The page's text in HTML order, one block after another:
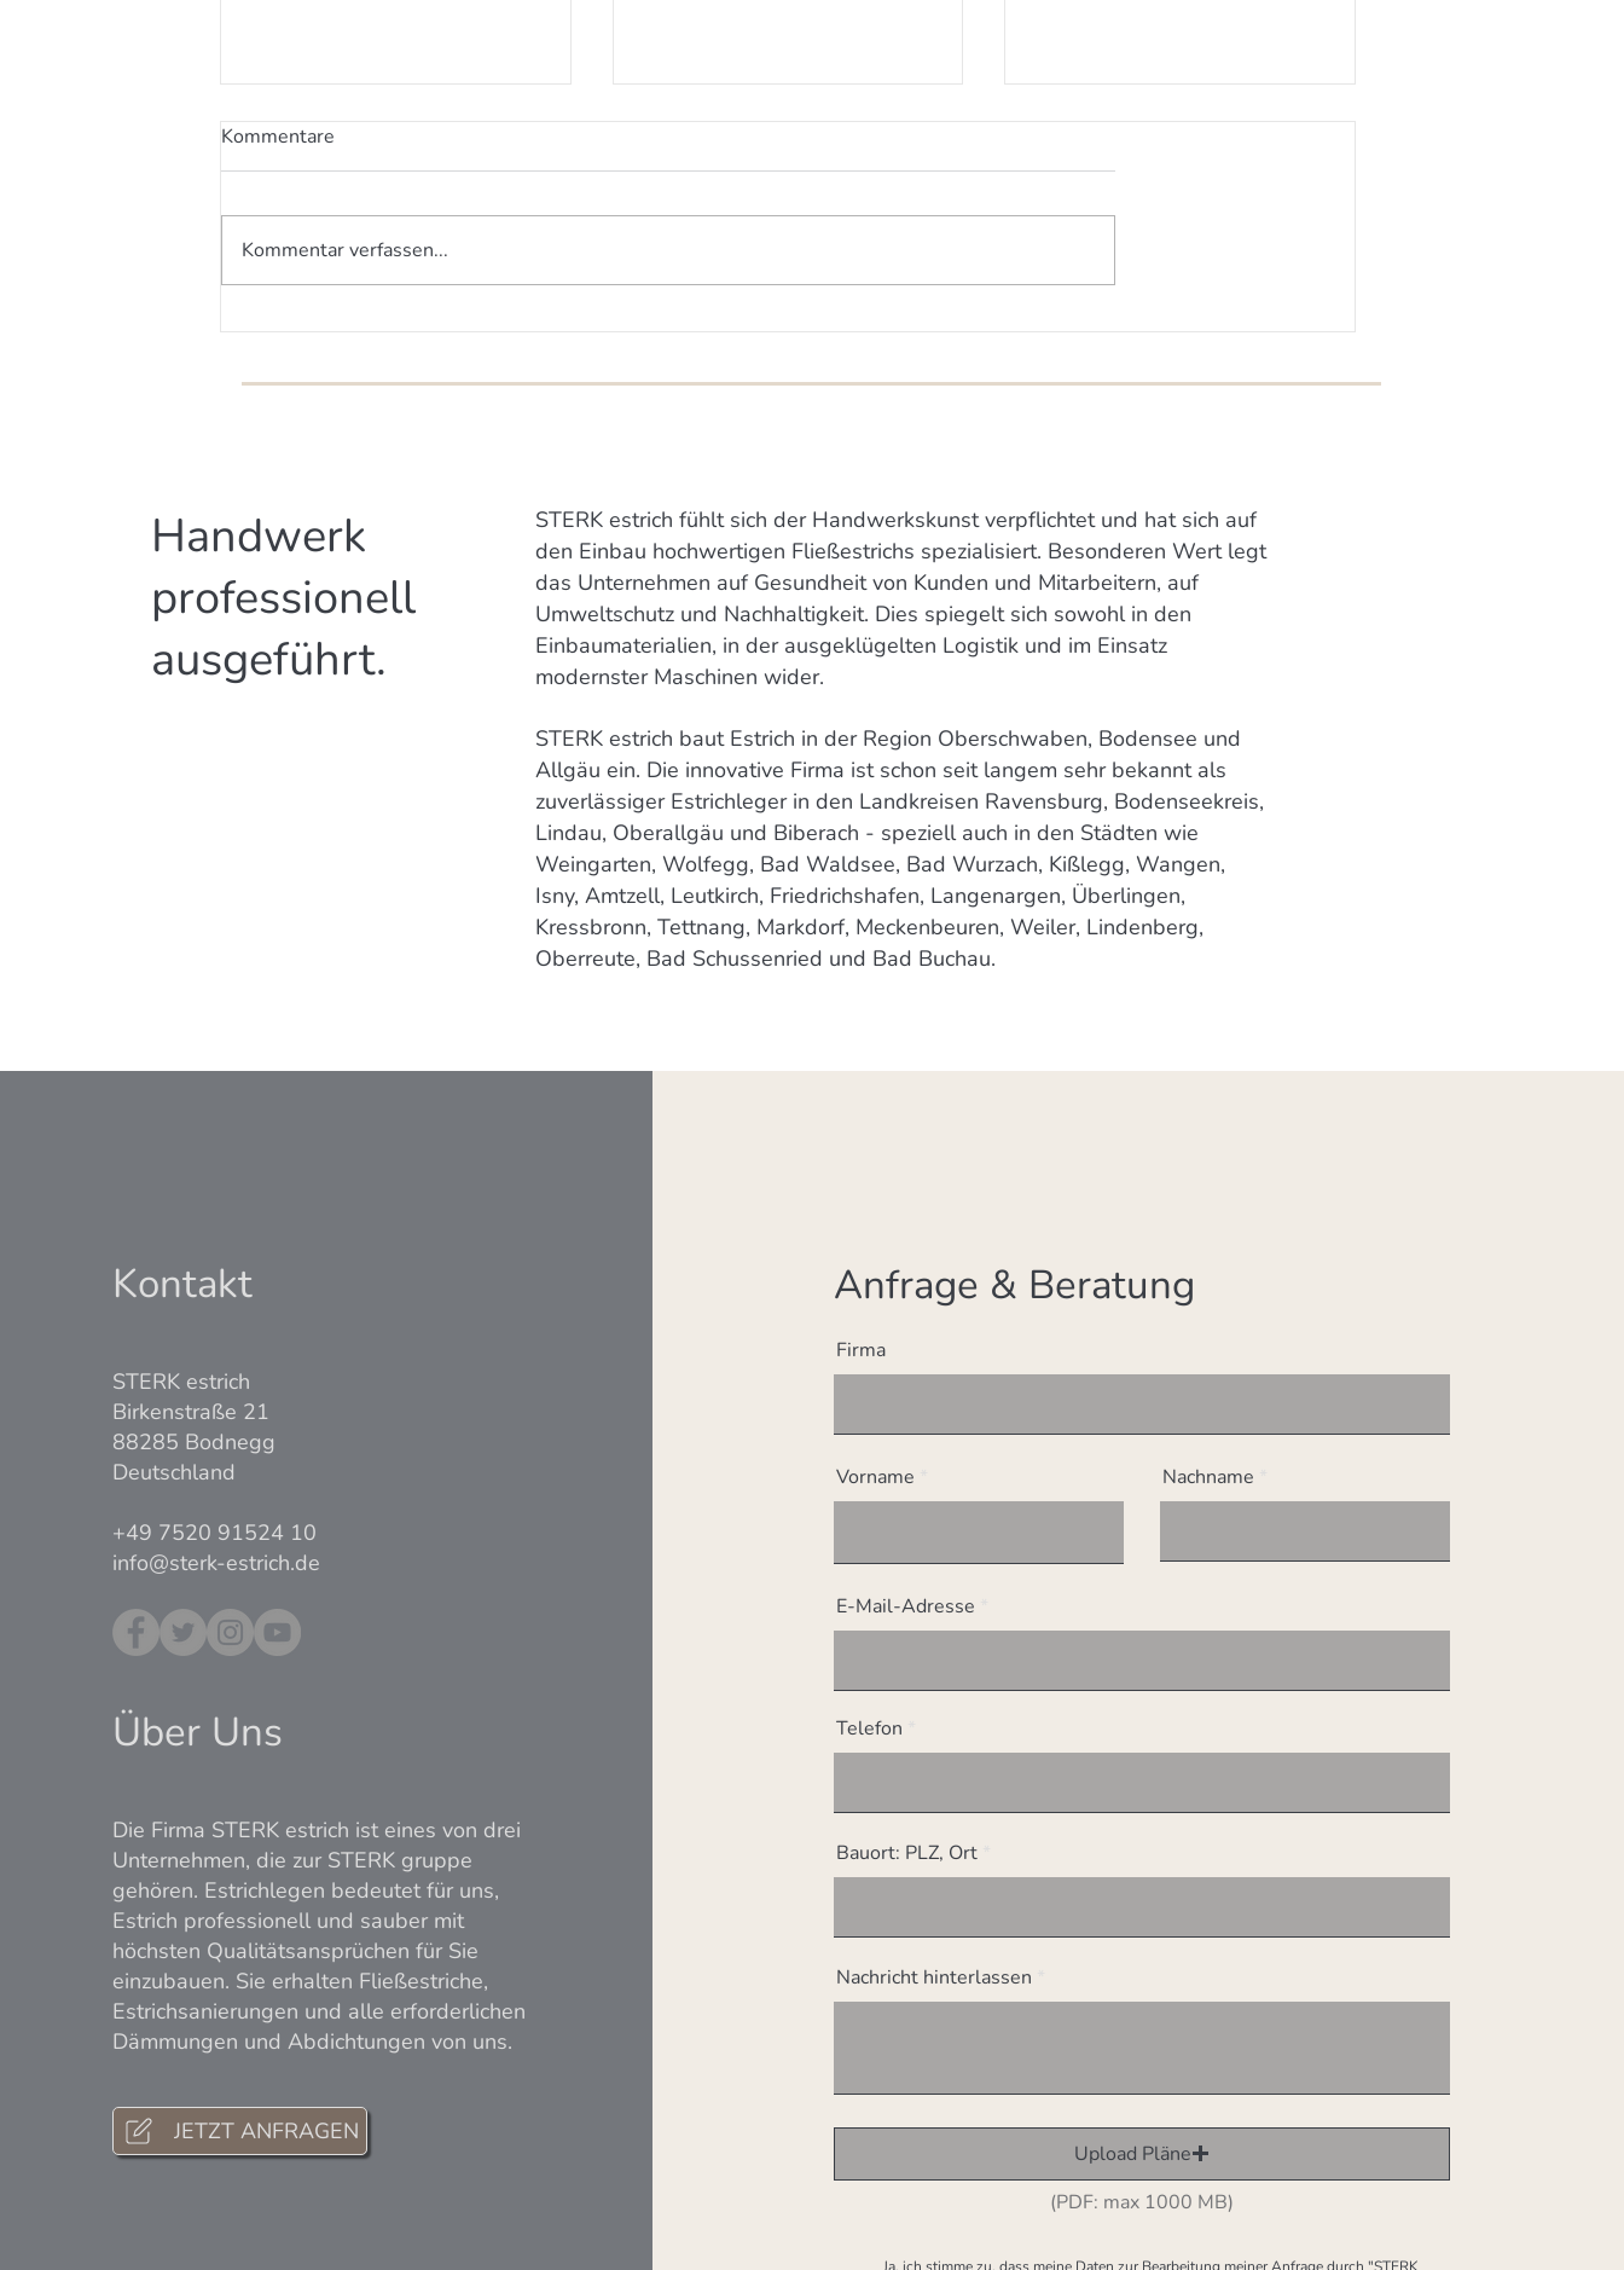
Fließestrich
Häuser
Kommentare
Kommentar verfassen...
Handwerk
professionell
ausgeführt.
STERK estrich fühlt sich der Handwerkskunst verpflichtet und hat sich auf
den Einbau hochwertigen Fließestrichs spezialisiert. Besonderen Wert legt
das Unternehmen auf Gesundheit von Kunden und Mitarbeitern, auf
Umweltschutz und Nachhaltigkeit. Dies spiegelt sich sowohl in den
Einbaumaterialien, in der ausgeklügelten Logistik und im Einsatz
modernster Maschinen wider.
STERK estrich baut Estrich in der Region Oberschwaben, Bodensee und
Allgäu ein. Die innovative Firma ist schon seit langem sehr bekannt als
zuverlässiger Estrichleger in den Landkreisen Ravensburg, Bodenseekreis,
Lindau, Oberallgäu und Biberach - speziell auch in den Städten wie
Weingarten, Wolfegg, Bad Waldsee, Bad Wurzach, Kißlegg, Wangen,
Isny, Amtzell, Leutkirch, Friedrichshafen, Langenargen, Überlingen,
Kressbronn, Tettnang, Markdorf, Meckenbeuren, Weiler, Lindenberg,
Oberreute, Bad Schussenried und Bad Buchau.
Kontakt
STERK estrich
Birkenstraße 21
88285 Bodnegg
Deutschland
+49 7520 91524 10
info@sterk-estrich.de
Über Uns
Die Firma STERK estrich ist eines von drei
Unternehmen, die zur STERK gruppe
gehören. Estrichlegen bedeutet für uns,
Estrich professionell und sauber mit
höchsten Qualitätsansprüchen für Sie
einzubauen. Sie erhalten Fließestriche,
Estrichsanierungen und alle erforderlichen
Dämmungen und Abdichtungen von uns.
JETZT ANFRAGEN
Anfrage & Beratung
Firma
Vorname Nachname
E-Mail-Adresse
Telefon
Bauort: PLZ, Ort
Nachricht hinterlassen
Upload Pläne
(PDF: max 1000 MB)